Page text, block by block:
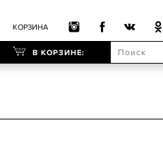
КОРЗИНА
В КОРЗИНЕ: